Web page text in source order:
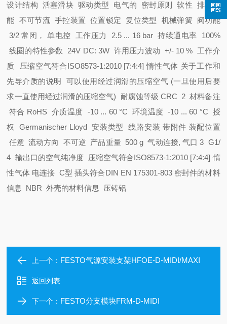
设计结构 活塞滑块 驱动类型 电气的 密封原则 软性 排气功
能 不可节流 手控装置 位置锁定复位类型 机械弹簧 阀功能
3/2 常闭， 单电控 工作压力 2.5 ... 16 bar持续通电率 100%
线圈的特性参数 24V DC: 3W 许用压力波动 +/- 10 % 工作介
质 压缩空气符合ISO8573-1:2010 [7:4:4]惰性气体 关于工作和
先导介质的说明 可以使用经过润滑的压缩空气 (一旦使用后要
求一直使用经过润滑的压缩空气) 耐腐蚀等级 CRC 2材料备注
符合 RoHS介质温度 -10 ... 60 °C 环境温度 -10 ... 60 °C 授
权 Germanischer Lloyd安装类型 线路安装 带附件 装配位置
任意流动方向 不可逆 产品重量 500 g气动连接, 气口 3 G1/
4 输出口的空气纯净度 压缩空气符合ISO8573-1:2010 [7:4:4]惰
性气体 电连接 C型插头符合DIN EN 175301-803 密封件的材料
信息 NBR外壳的材料信息 压铸铝
上一个： FESTO气源安装支架HFOE-D-MIDI/MAXI
返回列表
下一个： FESTO分支模块FRM-D-MIDI